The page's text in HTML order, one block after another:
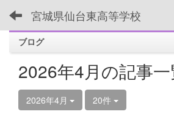
宮城県仙台東高等学校
ブログ
2026年4月の記事
2026年4月 20件